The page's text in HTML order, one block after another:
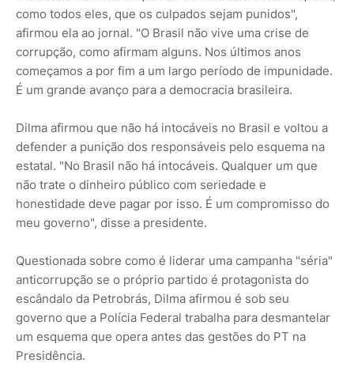
como todos eles, que os culpados sejam punidos",
afirmou ela ao jornal. "O Brasil não vive uma crise de
corrupção, como afirmam alguns. Nos últimos anos
começamos a por fim a um largo período de impunidade.
É um grande avanço para a democracia brasileira.
Dilma afirmou que não há intocáveis no Brasil e voltou a
defender a punição dos responsáveis pelo esquema na
estatal. "No Brasil não há intocáveis. Qualquer um que
não trate o dinheiro público com seriedade e
honestidade deve pagar por isso. É um compromisso do
meu governo", disse a presidente.
Questionada sobre como é liderar uma campanha "séria"
anticorrupção se o próprio partido é protagonista do
escândalo da Petrobrás, Dilma afirmou é sob seu
governo que a Polícia Federal trabalha para desmantelar
um esquema que opera antes das gestões do PT na
Presidência.